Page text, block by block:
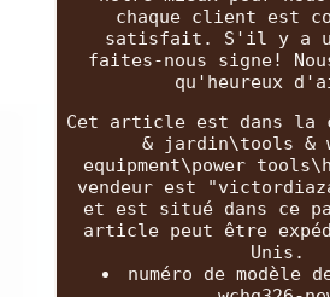
chaque client est
satisfait. S'il y a un
faites-nous signe!
qu'heureux
Cet article est dans la
& jardin\tools &
equipment\power
vendeur est
et est situé dans ce
article peut être
Unis.
numéro de modèle